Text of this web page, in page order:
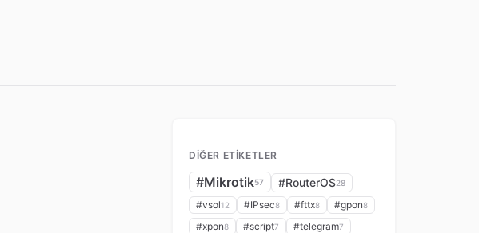
DIĞER ETIKETLER
#Mikrotik57 #RouterOS28
#vsol12 #IPsec8 #fttx8 #gpon8
#xpon8 #script7 #telegram7